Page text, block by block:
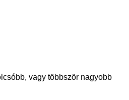
vagy többször nagyobb